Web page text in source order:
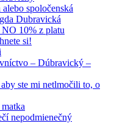
spoločenská
Dubravická
10% z platu
si!
– Dúbravický –
ste mi netlmočili to, o
nepodmienečný